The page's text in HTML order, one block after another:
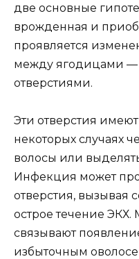
две основные
врожденная и
проявляется
между ягодицами
отверстиями.
Эти отверстия
некоторых случаях
волосы или
Инфекция может
отверстия, вызывая
острое течение ЭКХ.
связывают
избыточным